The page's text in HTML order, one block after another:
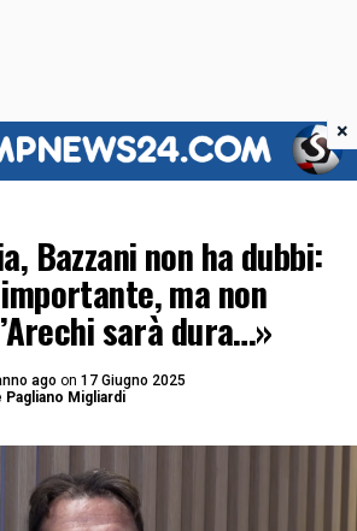
Bazzani non ha dubbi:
ma non
sarà dura…»
ago on 17 Giugno 2025
Pagliano Migliardi
×